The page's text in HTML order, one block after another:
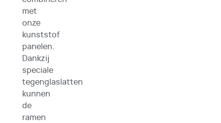
met
onze
kunststof
panelen.
Dankzij
speciale
tegenglaslatten
kunnen
de
ramen